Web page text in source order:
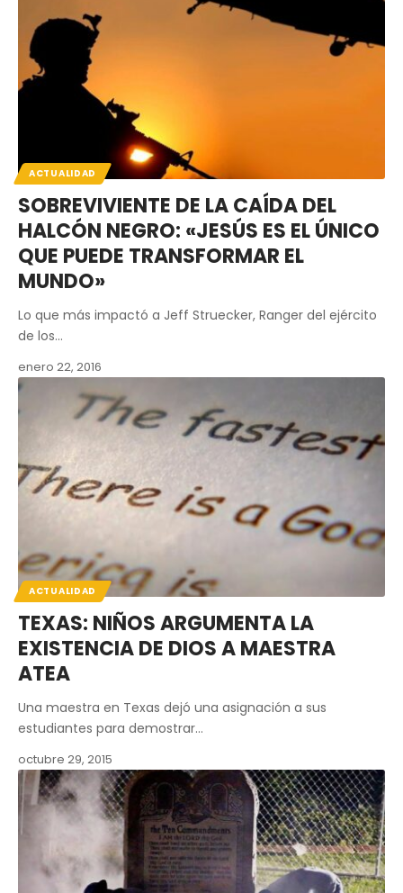
ACTUALIDAD
SOBREVIVIENTE DE LA CAÍDA DEL
HALCÓN NEGRO: «JESÚS ES EL ÚNICO
QUE PUEDE TRANSFORMAR EL
MUNDO»
Lo que más impactó a Jeff Struecker, Ranger del ejército
de los…
enero 22, 2016
ACTUALIDAD
TEXAS: NIÑOS ARGUMENTA LA
EXISTENCIA DE DIOS A MAESTRA
ATEA
Una maestra en Texas dejó una asignación a sus
estudiantes para demostrar…
octubre 29, 2015